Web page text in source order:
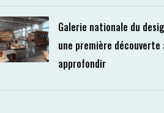
Galerie nationale du
une première découverte
approfondir